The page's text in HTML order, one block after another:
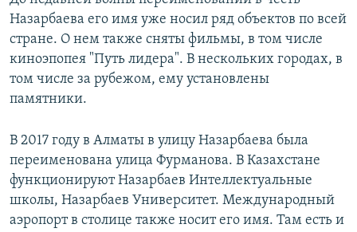
Назарбаева его имя уже носил ряд объектов по всей
стране. О нем также сняты фильмы, в том числе
киноэпопея "Путь лидера". В нескольких городах, в
том числе за рубежом, ему установлены
памятники.
В 2017 году в Алматы в улицу Назарбаева была
переименована улица Фурманова. В Казахстане
функционируют Назарбаев Интеллектуальные
школы, Назарбаев Университет. Международный
аэропорт в столице также носит его имя. Там есть и